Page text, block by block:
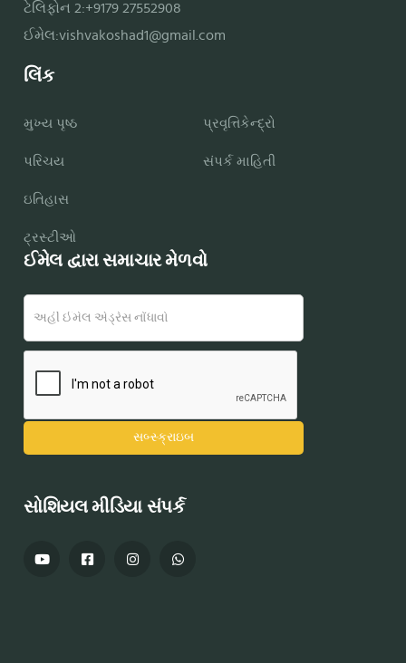
ટેલિફોન 2:+9179 27552908
ઈમેલ:vishvakoshad1@gmail.com
લિંક
મુખ્ય પૃષ્ઠ
પરિચય
ઇતિહાસ
ટ્રસ્ટીઓ
પ્રવૃત્તિકેન્દ્રો
સંપર્ક માહિતી
ઈમેલ દ્વારા સમાચાર મેળવો
સોશિયલ મીડિયા સંપર્ક